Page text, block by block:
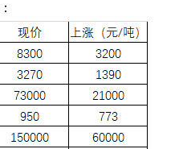
：